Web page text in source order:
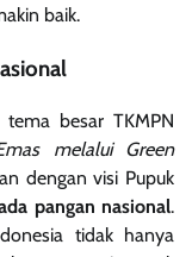
baik.
besar TKMPN
melalui Green
dengan visi Pupuk
pangan nasional.
tidak hanya